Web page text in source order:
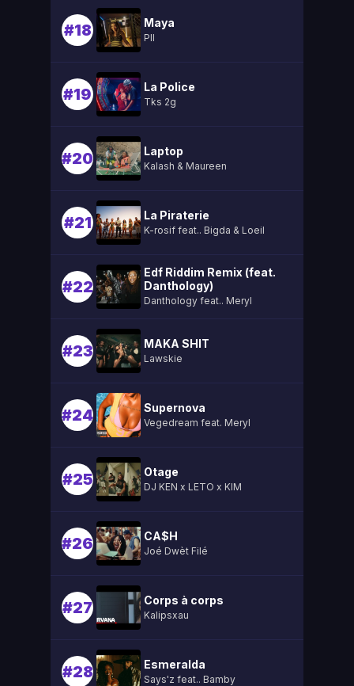
#18 Maya
Pll
#19 La Police
Tks 2g
#20 Laptop
Kalash & Maureen
#21 La Piraterie
K-rosif feat.. Bigda & Loeil
#22
Edf Riddim Remix (feat.
Danthology)
Danthology feat.. Meryl
#23 MAKA SHIT
Lawskie
#24 Supernova
Vegedream feat. Meryl
#25 Otage
DJ KEN x LETO x KIM
#26 CA$H
Joé Dwèt Filé
#27 Corps à corps
Kalipsxau
#28 Esmeralda
Says'z feat.. Bamby